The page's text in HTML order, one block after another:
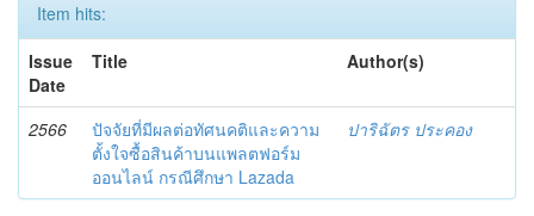
Item hits:
Issue
Date
Title Author(s)
2566
ปัจจัยที่มีผลต่อทัศนคติและความ
ตั้งใจซื้อสินค้าบนแพลตฟอร์ม
ออนไลน์ กรณีศึกษา Lazada
ปาริฉัตร ประคอง